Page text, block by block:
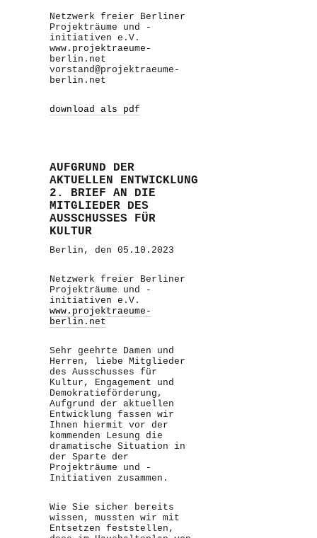
Netzwerk freier Berliner
Projekträume und -
initiativen e.V.
www.projektraeume-
berlin.net
vorstand@projektraeume-
berlin.net
download als pdf
AUFGRUND DER
AKTUELLEN ENTWICKLUNG
2. BRIEF AN DIE
MITGLIEDER DES
AUSSCHUSSES FÜR
KULTUR
Berlin, den 05.10.2023
Netzwerk freier Berliner
Projekträume und -
initiativen e.V.
www.projektraeume-
berlin.net
Sehr geehrte Damen und
Herren, liebe Mitglieder
des Ausschusses für
Kultur, Engagement und
Demokratieförderung,
Aufgrund der aktuellen
Entwicklung fassen wir
Ihnen hiermit vor der
kommenden Lesung die
dramatische Situation in
der Sparte der
Projekträume und -
Initiativen zusammen.
Wie Sie sicher bereits
wissen, mussten wir mit
Entsetzen feststellen,